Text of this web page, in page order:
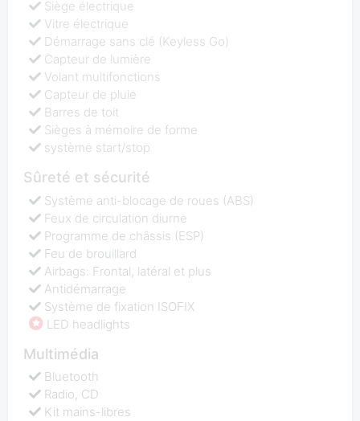
Siège électrique
Vitre électrique
Démarrage sans clé (Keyless Go)
Capteur de lumière
Volant multifonctions
Capteur de pluie
Barres de toit
Sièges à mémoire de forme
système start/stop
Sûreté et sécurité
Système anti-blocage de roues (ABS)
Feux de circulation diurne
Programme de châssis (ESP)
Feu de brouillard
Airbags: Frontal, latéral et plus
Antidémarrage
Système de fixation ISOFIX
LED headlights
Multimédia
Bluetooth
Radio, CD
Kit mains-libres